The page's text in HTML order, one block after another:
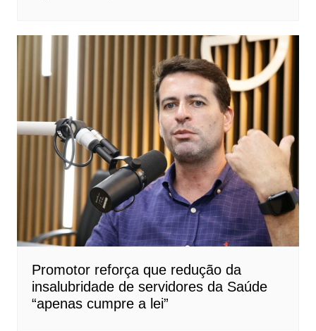
Promotor reforça que redução da
insalubridade de servidores da Saúde
“apenas cumpre a lei”